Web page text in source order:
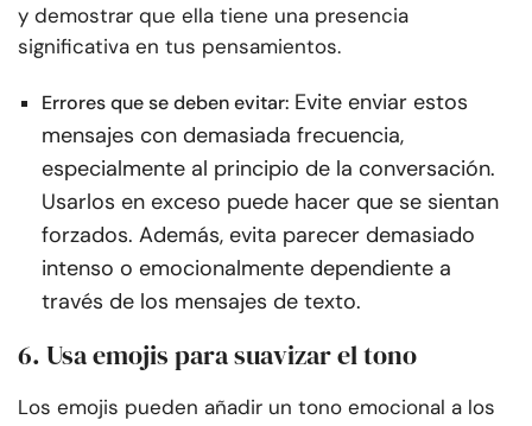
y demostrar que ella tiene una presencia
significativa en tus pensamientos.
Errores que se deben evitar: Evite enviar estos
mensajes con demasiada frecuencia,
especialmente al principio de la conversación.
Usarlos en exceso puede hacer que se sientan
forzados. Además, evita parecer demasiado
intenso o emocionalmente dependiente a
través de los mensajes de texto.
6. Usa emojis para suavizar el tono
Los emojis pueden añadir un tono emocional a los